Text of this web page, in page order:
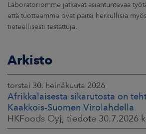
Laboratoriomme jatkavat asiantuntevaa
että tuotteemme ovat paitsi herkullisia
tieteellisesti testattuja.
Arkisto
torstai 30. heinäkuuta 2026
Afrikkalaisesta sikarutosta on
Kaakkois-Suomen Virolahdella